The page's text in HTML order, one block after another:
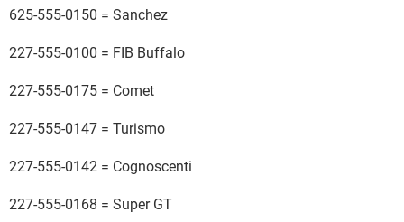
625-555-0150 = Sanchez
227-555-0100 = FIB Buffalo
227-555-0175 = Comet
227-555-0147 = Turismo
227-555-0142 = Cognoscenti
227-555-0168 = Super GT